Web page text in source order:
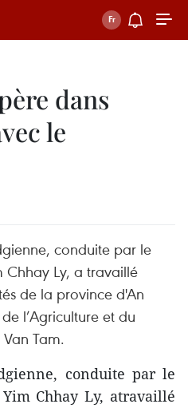
dans
le
conduite par le
Chhay Ly, a travaillé
de la province d'An
l’Agriculture et du
Tam.
conduite par le
Chhay Ly, atravaillé